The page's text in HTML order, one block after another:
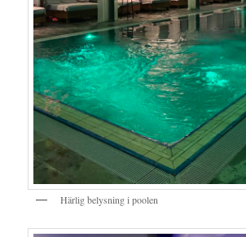
Härlig belysning i poolen